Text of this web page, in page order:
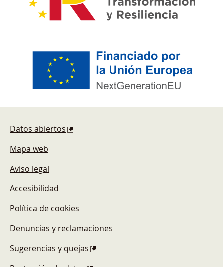
Datos abiertos
Mapa web
Aviso legal
Accesibilidad
Política de cookies
Denuncias y reclamaciones
Sugerencias y quejas